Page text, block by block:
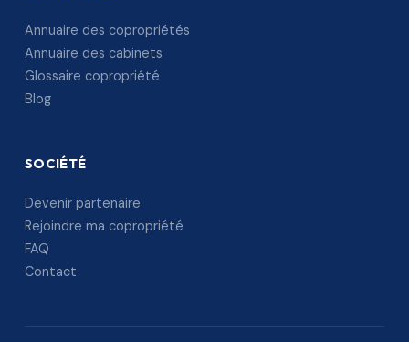
Annuaire des copropriétés
Annuaire des cabinets
Glossaire copropriété
Blog
SOCIÉTÉ
Devenir partenaire
Rejoindre ma copropriété
FAQ
Contact